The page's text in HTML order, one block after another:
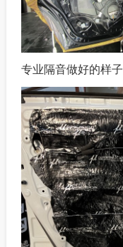
专业隔音做好的样子